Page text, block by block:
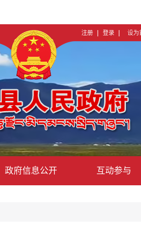
注册 | 登录 | 设为
政府信息公开 互动参与